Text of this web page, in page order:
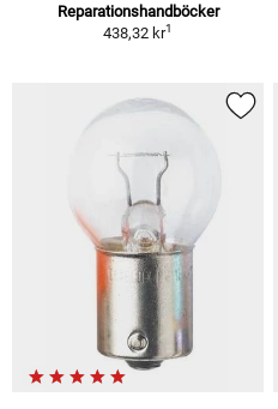
Reparationshandböcker
438,32 kr1